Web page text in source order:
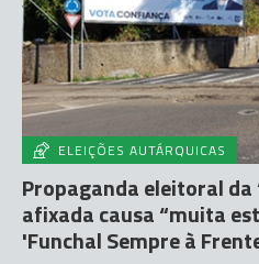
ELEIÇÕES AUTÁRQUICAS
Propaganda eleitoral da
afixada causa “muita
'Funchal Sempre à